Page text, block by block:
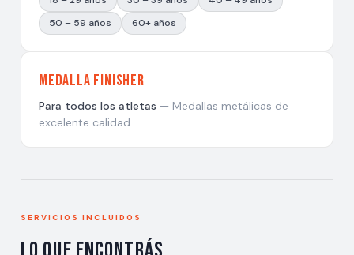
50 – 59 años
60+ años
Medalla Finisher
Para todos los atletas — Medallas metálicas de
excelente calidad
SERVICIOS INCLUIDOS